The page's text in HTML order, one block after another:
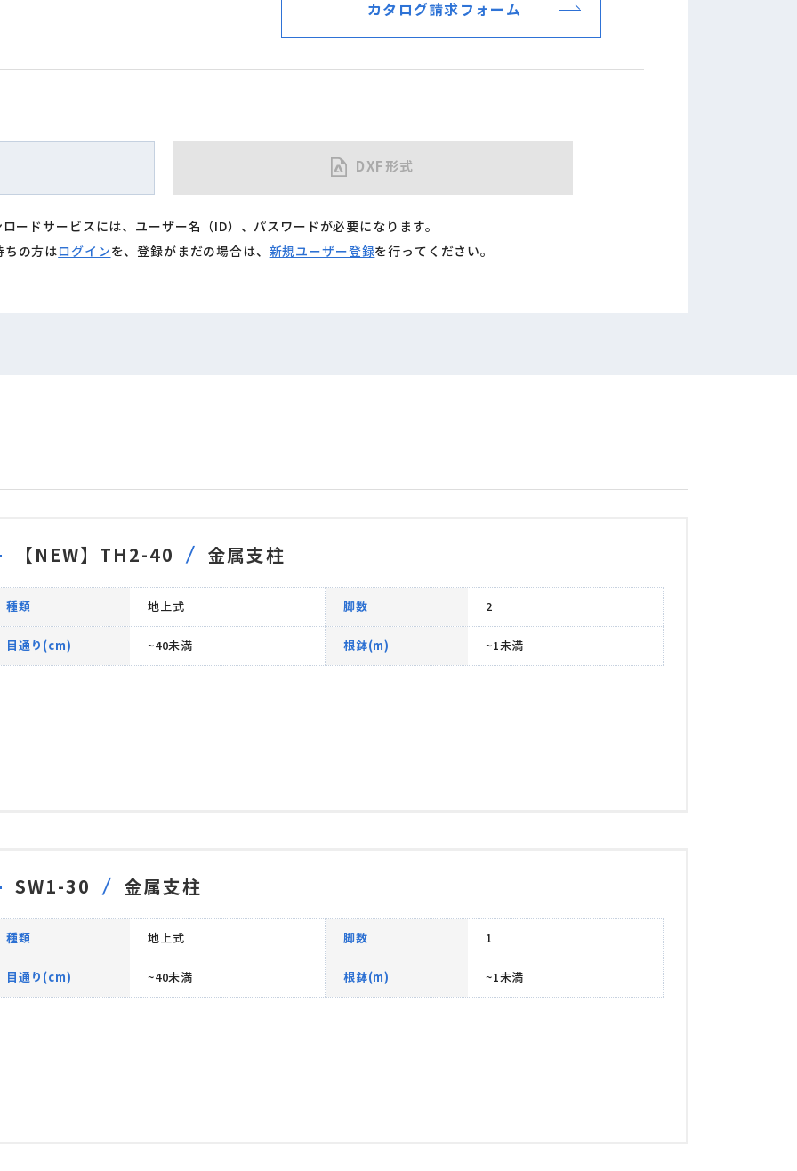
カタログ請求フォーム
DXF形式
ードサービスには、ユーザー名（ID）、パスワードが必要になります。
ちの方はログインを、登録がまだの場合は、 新規ユーザー登録を行ってください。
【NEW】TH2-40 金属支柱
種類 地上式 脚数 2
目通り(cm) ~40未満 根鉢(m) ~1未満
SW1-30 金属支柱
種類 地上式 脚数 1
目通り(cm) ~40未満 根鉢(m) ~1未満